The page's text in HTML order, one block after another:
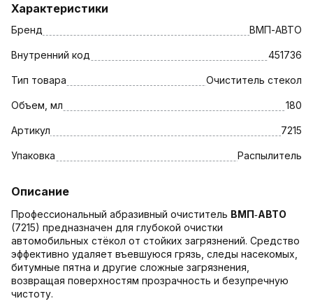
Характеристики
Бренд ВМП-АВТО
Внутренний код 451736
Тип товара Очиститель стекол
Объем, мл 180
Артикул 7215
Упаковка Распылитель
Описание
Профессиональный абразивный очиститель ВМП‑АВТО
(7215) предназначен для глубокой очистки
автомобильных стёкол от стойких загрязнений. Средство
эффективно удаляет въевшуюся грязь, следы насекомых,
битумные пятна и другие сложные загрязнения,
возвращая поверхностям прозрачность и безупречную
чистоту.